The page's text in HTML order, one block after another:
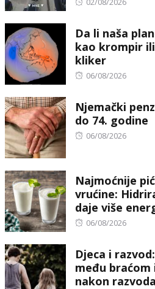
Da li naša
kao krompir
kliker
Posted
06/08/2026
Njemački
do 74. godine
Posted
06/08/2026
Najmoćnije
vrućine:
daje više
Posted
06/08/2026
Djeca i
među braćom
nakon